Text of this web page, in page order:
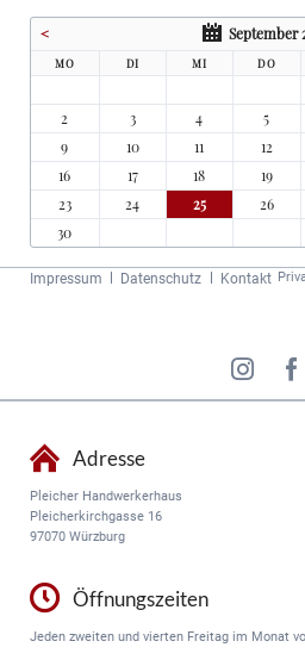
Jahr
< September
MO DI MI DO
2
3 4 5
9
10 11 12
16
17 18 19
23
24 25 26
30
Navigation
Impressum Datenschutz Kontakt
Adresse
Pleicher Handwerkerhaus
Pleicherkirchgasse 16
97070 Würzburg
Öffnungszeiten
Jeden zweiten und vierten Freitag im Monat